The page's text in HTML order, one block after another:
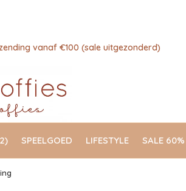
SPEELGOED LIFESTYLE SALE 60%
vanaf €100 (sale uitgezonderd)